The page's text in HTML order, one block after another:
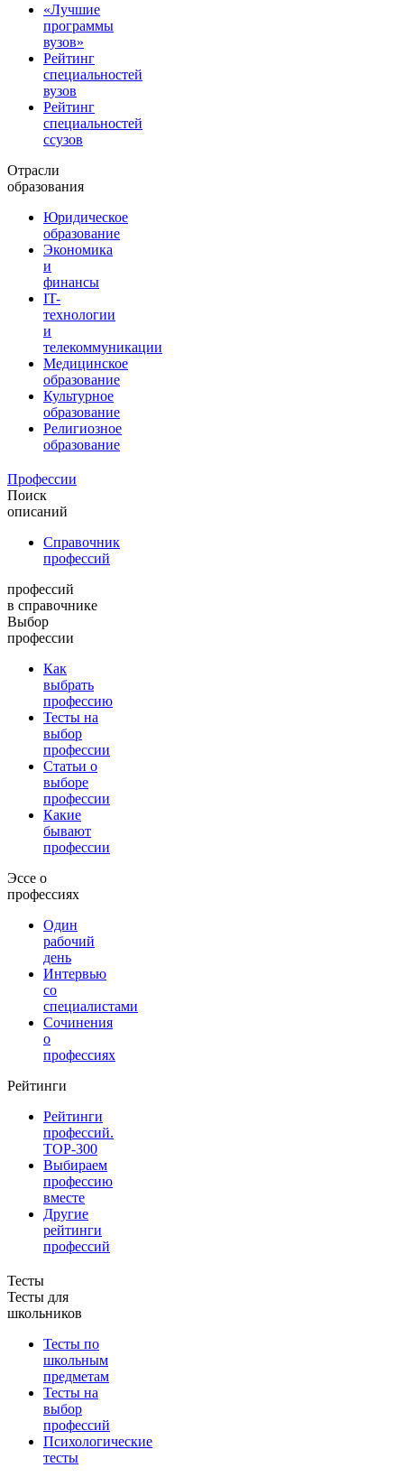
«Лучшие
программы
вузов»
Рейтинг
специальностей
вузов
Рейтинг
специальностей
ссузов
Отрасли
образования
Юридическое
образование
Экономика
и
финансы
IT-
технологии
и
телекоммуникации
Медицинское
образование
Культурное
образование
Религиозное
образование
Профессии
Поиск
описаний
Справочник
профессий
профессий
в справочнике
Выбор
профессии
Как
выбрать
профессию
Тесты на
выбор
профессии
Статьи о
выборе
профессии
Какие
бывают
профессии
Эссе о
профессиях
Один
рабочий
день
Интервью
со
специалистами
Сочинения
о
профессиях
Рейтинги
Рейтинги
профессий.
TOP-300
Выбираем
профессию
вместе
Другие
рейтинги
профессий
Тесты
Тесты для
школьников
Тесты по
школьным
предметам
Тесты на
выбор
профессий
Психологические
тесты